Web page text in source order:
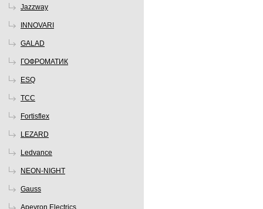
Jazzway
INNOVARI
GALAD
ГОФРОМАТИК
ESQ
ТСС
Fortisflex
LEZARD
Ledvance
NEON-NIGHT
Gauss
Apeyron Electrics